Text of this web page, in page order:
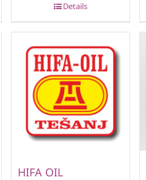
Details
HIFA OIL